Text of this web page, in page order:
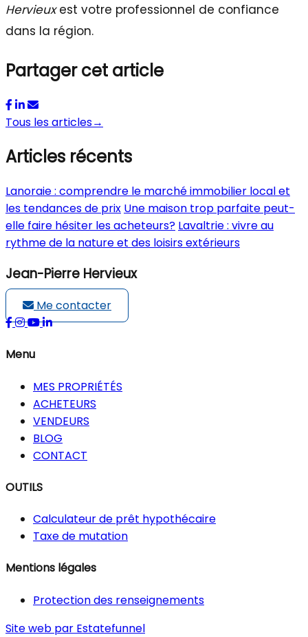
Hervieuxest votre professionnel de confiance
dans la région.
Partager cet article
Tous les articles→
Articles récents
Lanoraie : comprendre le marché immobilier local et
les tendances de prix Une maison trop parfaite peut-
elle faire hésiter les acheteurs? Lavaltrie : vivre au
rythme de la nature et des loisirs extérieurs
Jean-Pierre Hervieux
Me contacter
Menu
MES PROPRIÉTÉS
ACHETEURS
VENDEURS
BLOG
CONTACT
OUTILS
Calculateur de prêt hypothécaire
Taxe de mutation
Mentions légales
Protection des renseignements
Site web par Estatefunnel